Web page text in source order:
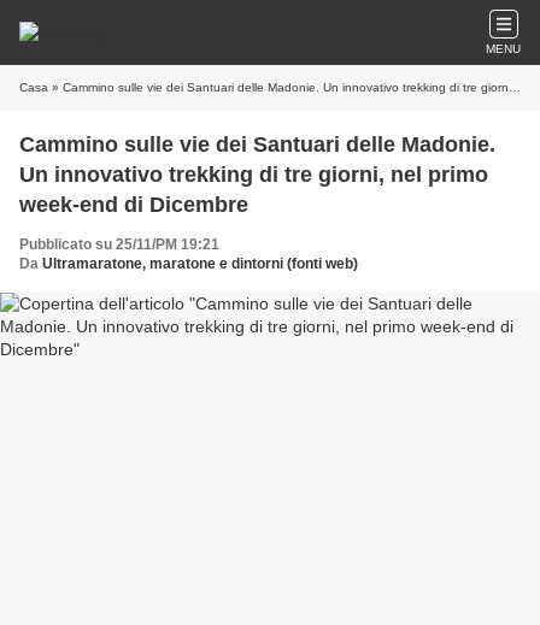
MENU
Casa » Cammino sulle vie dei Santuari delle Madonie. Un innovativo trekking di tre giorni, nel primo week-end di Dicembre
Cammino sulle vie dei Santuari delle Madonie.
Un innovativo trekking di tre giorni, nel primo
week-end di Dicembre
Pubblicato su 25/11/PM 19:21
Da Ultramaratone, maratone e dintorni (fonti web)